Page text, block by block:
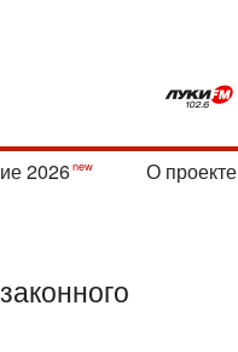
2026 О проекте